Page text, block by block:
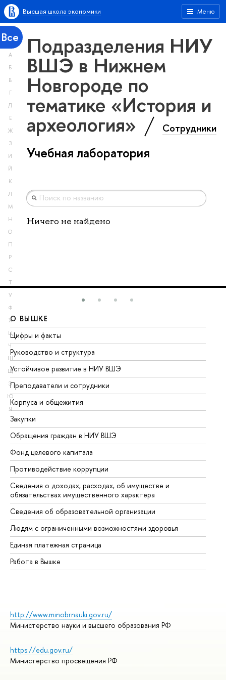
Меню
Высшая школа экономики
Все
А
Б
В
Г
Д
Е
Ж
З
И
Й
К
Л
М
Н
О
П
Р
С
Т
У
Ф
Х
Ц
Ч
Ш
Щ
Э
Ю
Я
Подразделения НИУ
ВШЭ в Нижнем
Новгороде по
тематике «История и
археология» Сотрудники
Учебная лаборатория
Ничего не найдено
О ВЫШКЕ
Цифры и факты
Руководство и структура
Устойчивое развитие в НИУ ВШЭ
Преподаватели и сотрудники
Корпуса и общежития
Закупки
Обращения граждан в НИУ ВШЭ
Фонд целевого капитала
Противодействие коррупции
Сведения о доходах, расходах, об имуществе и
обязательствах имущественного характера
Сведения об образовательной организации
Людям с ограниченными возможностями здоровья
Единая платежная страница
Работа в Вышке
http://www.minobrnauki.gov.ru/
Министерство науки и высшего образования РФ
https://edu.gov.ru/
Министерство просвещения РФ